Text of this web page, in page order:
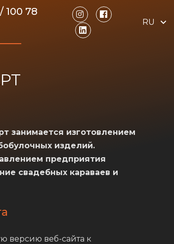
100 78
RU
занимается изготовлением
изделий.
предприятия
свадебных караваев и
версию веб-сайта к